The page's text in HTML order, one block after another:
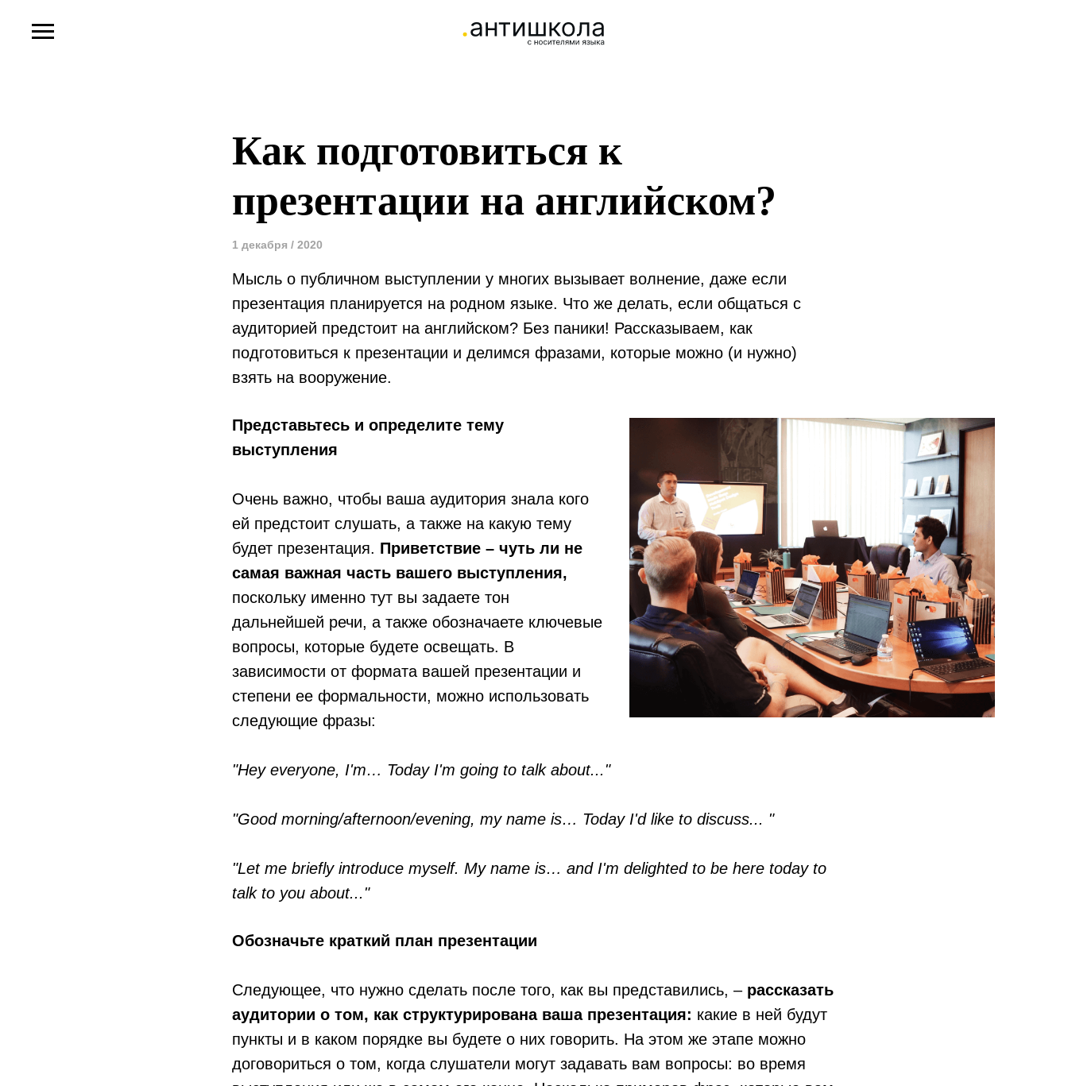
Как подготовиться к
презентации на английском?
1 декабря / 2020
Мысль о публичном выступлении у многих вызывает волнение, даже если
презентация планируется на родном языке. Что же делать, если общаться с
аудиторией предстоит на английском? Без паники! Рассказываем, как
подготовиться к презентации и делимся фразами, которые можно (и нужно)
взять на вооружение.
Представьтесь и определите тему
выступления
Очень важно, чтобы ваша аудитория знала кого
ей предстоит слушать, а также на какую тему
будет презентация. Приветствие – чуть ли не
самая важная часть вашего выступления,
поскольку именно тут вы задаете тон
дальнейшей речи, а также обозначаете ключевые
вопросы, которые будете освещать. В
зависимости от формата вашей презентации и
степени ее формальности, можно использовать
следующие фразы:
"Hey everyone, I'm… Today I'm going to talk about..."
"Good morning/afternoon/evening, my name is… Today I'd like to discuss... "
"Let me briefly introduce myself. My name is… and I'm delighted to be here today to
talk to you about..."
Обозначьте краткий план презентации
Следующее, что нужно сделать после того, как вы представились, – рассказать
аудитории о том, как структурирована ваша презентация: какие в ней будут
пункты и в каком порядке вы будете о них говорить. На этом же этапе можно
договориться о том, когда слушатели могут задавать вам вопросы: во время